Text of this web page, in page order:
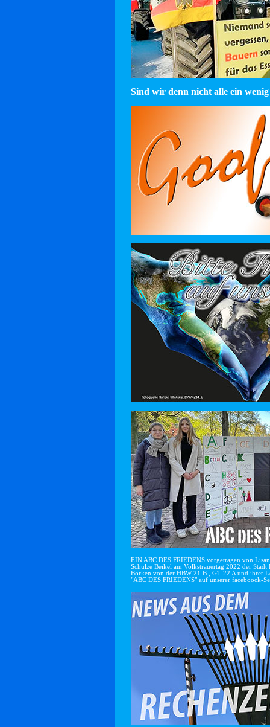
Sind wir denn nicht alle ein wenig
EIN ABC DES FRIEDENS vorgetragen von
Schulze Beikel am Volkstrauertag 2022 der
Borken von der HBW 21 B , GT 22 A und ihrer
"ABC DES FRIEDENS" auf unserer faceboock-